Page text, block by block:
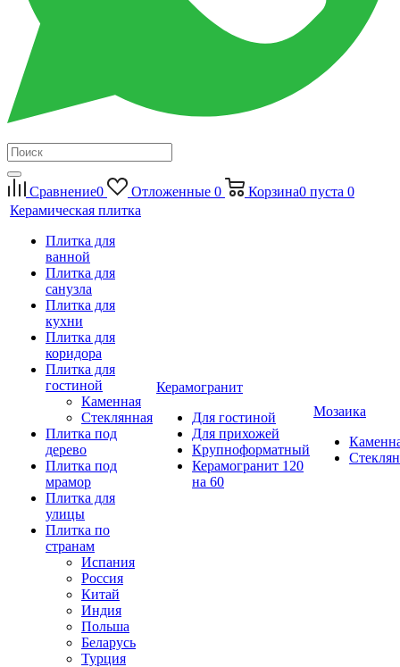
Сравнение0 Отложенные 0 Корзина0 пуста 0
Керамическая плитка
Плитка для
ванной
Плитка для
санузла
Плитка для
кухни
Плитка для
коридора
Плитка для
гостиной
Каменная
Стеклянная
Плитка под
дерево
Плитка под
мрамор
Плитка для
улицы
Плитка по
странам
Испания
Россия
Китай
Индия
Польша
Беларусь
Турция
Керамогранит
Для гостиной
Для прихожей
Крупноформатный
Керамогранит 120
на 60
Мозаика